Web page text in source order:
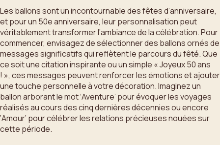
Les ballons sont un incontournable des fêtes d’anniversaire,
et pour un 50e anniversaire, leur personnalisation peut
véritablement transformer l’ambiance de la célébration. Pour
commencer, envisagez de sélectionner des ballons ornés de
messages significatifs qui reflètent le parcours du fêté. Que
ce soit une citation inspirante ou un simple « Joyeux 50 ans
! », ces messages peuvent renforcer les émotions et ajouter
une touche personnelle à votre décoration. Imaginez un
ballon arborant le mot ‘Aventure’ pour évoquer les voyages
réalisés au cours des cinq dernières décennies ou encore
‘Amour’ pour célébrer les relations précieuses nouées sur
cette période.